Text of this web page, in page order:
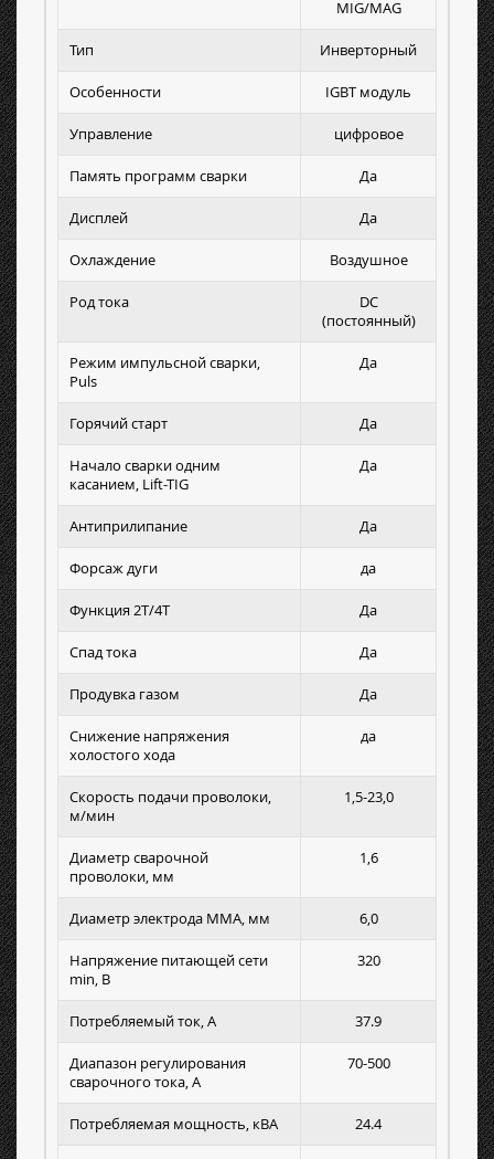
MIG/MAG
Тип Инверторный
Особенности IGBT модуль
Управление цифровое
Память программ сварки Да
Дисплей Да
Охлаждение Воздушное
Род тока
DC
(постоянный)
Режим импульсной сварки,
Puls
Да
Горячий старт Да
Начало сварки одним
касанием, Lift-TIG
Да
Антиприлипание Да
Форсаж дуги да
Функция 2Т/4Т Да
Спад тока Да
Продувка газом Да
Снижение напряжения
холостого хода
да
Скорость подачи проволоки,
м/мин
1,5-23,0
Диаметр сварочной
проволоки, мм
1,6
Диаметр электрода MMA, мм 6,0
Напряжение питающей сети
min, В
320
Потребляемый ток, А 37.9
Диапазон регулирования
сварочного тока, А
70-500
Потребляемая мощность, кВА 24.4